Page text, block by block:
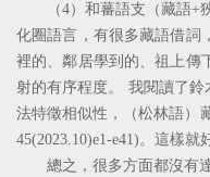
（4）和蕃語支（藏語+狹
化圈語言，有很多藏語借詞
裡的、鄰居學到的、祖上傳
射的有序程度。 我閱讀了
法特徵相似性，（松林語）
45(2023.10)e1-e41)。這樣就
總之，很多方面都沒有達